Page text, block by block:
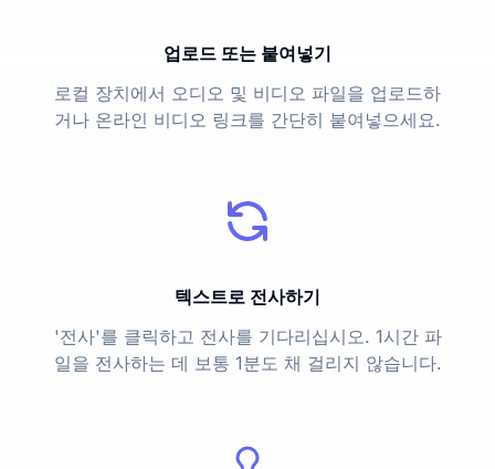
업로드 또는 붙여넣기
로컬 장치에서 오디오 및 비디오 파일을 업로드하
거나 온라인 비디오 링크를 간단히 붙여넣으세요.
텍스트로 전사하기
'전사'를 클릭하고 전사를 기다리십시오. 1시간 파
일을 전사하는 데 보통 1분도 채 걸리지 않습니다.